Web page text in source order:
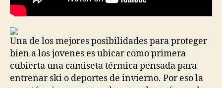
Una de los mejores posibilidades para proteger
bien a los jovenes es ubicar como primera
cubierta una camiseta térmica pensada para
entrenar ski o deportes de invierno. Por eso la